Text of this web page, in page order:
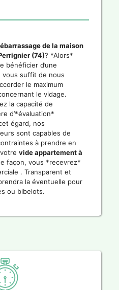
de la maison
(74)? *Alors*
bénéficier d’une
vous suffit de nous
le maximum
le vidage.
la capacité de
d’*évaluation*
égard, nos
sont capables de
à prendre en
vide appartement à
façon, vous *recevrez*
. Transparent et
la éventuelle pour
ou bibelots.